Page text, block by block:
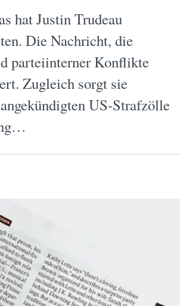
hat Justin Trudeau
Die Nachricht, die
parteiinterner Konflikte
Zugleich sorgt sie
US-Strafzölle